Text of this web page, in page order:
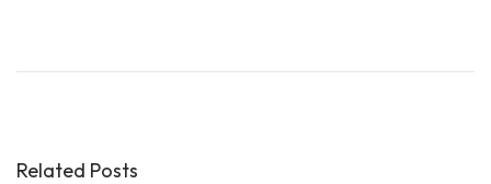
র
Related Posts